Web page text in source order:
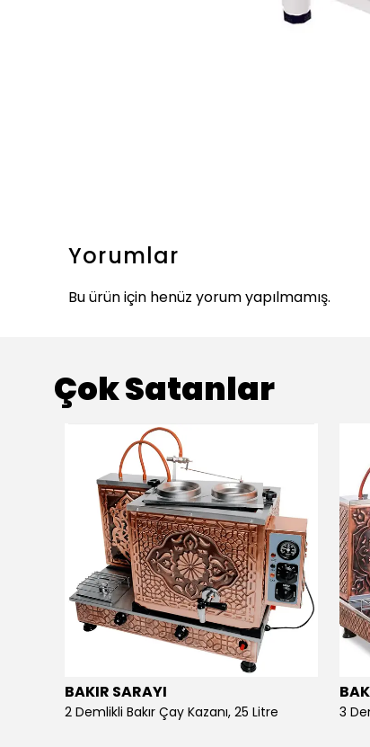
Yorumlar
Bu ürün için henüz yorum yapılmamış.
Çok Satanlar
BAKIR SARAYI
2 Demlikli Bakır Çay Kazanı, 25 Litre